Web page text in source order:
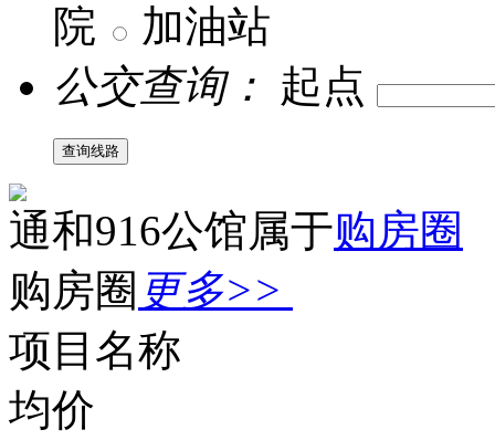
院
加油站
公交查询： 起点
查询线路
通和916公馆属于购房圈
购房圈 更多>>
项目名称
均价